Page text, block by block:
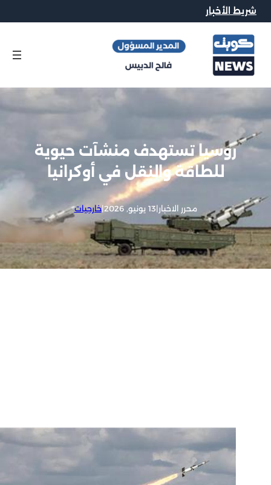
شريط الأخبار
روسيا تستهدف منشآت حيوية
للطاقة والنقل في أوكرانيا
محرر الاخبار|13 يونيو, 2026 |خارجيات